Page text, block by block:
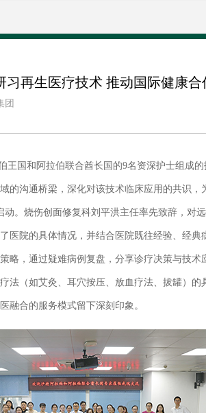
习再生医疗技术 ​推动国际健康合
团
国和阿拉伯联合酋长国的9名资深护士组成
的沟通桥梁，深化对该技术临床应用的共识，
烧伤创面修复科刘平洪主任率先致辞，对
医院的具体情况，并结合医院既往经验、经
略，通过疑难病例复盘，分享诊疗决策与技
法（如艾灸、耳穴按压、放血疗法、拔罐）
融合的服务模式留下深刻印象。